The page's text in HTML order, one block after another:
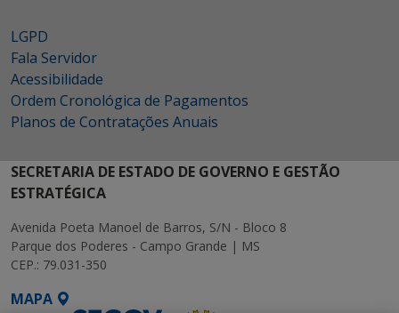
LGPD
Fala Servidor
Acessibilidade
Ordem Cronológica de Pagamentos
Planos de Contratações Anuais
SECRETARIA DE ESTADO DE GOVERNO E GESTÃO
ESTRATÉGICA
Avenida Poeta Manoel de Barros, S/N - Bloco 8
Parque dos Poderes - Campo Grande | MS
CEP.: 79.031-350
MAPA